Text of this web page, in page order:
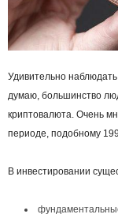
Удивительно
думаю, большинство
криптовалюта. Очень
периоде, подобному
В инвестировании